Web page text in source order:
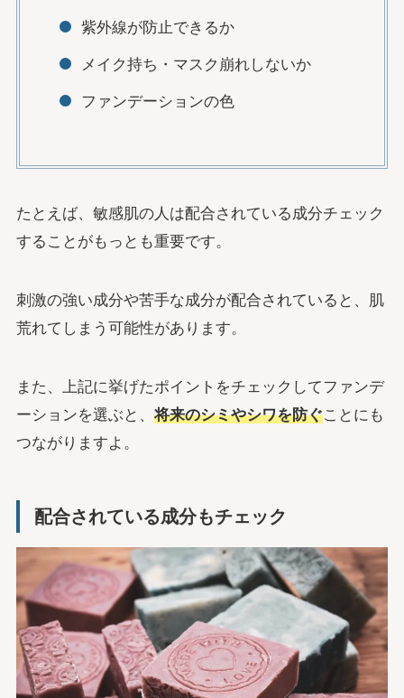
紫外線が防止できるか
メイク持ち・マスク崩れしないか
ファンデーションの色
たとえば、敏感肌の人は配合されている成分チェック
することがもっとも重要です。
刺激の強い成分や苦手な成分が配合されていると、肌
荒れてしまう可能性があります。
また、上記に挙げたポイントをチェックしてファンデ
ーションを選ぶと、将来のシミやシワを防ぐことにも
つながりますよ。
配合されている成分もチェック